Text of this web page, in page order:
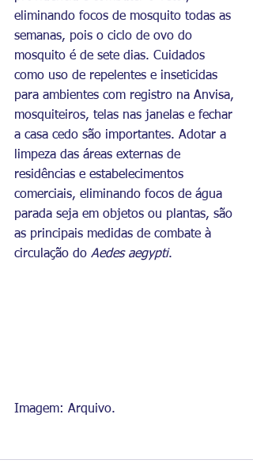
eliminando focos de mosquito todas as
semanas, pois o ciclo de ovo do
mosquito é de sete dias. Cuidados
como uso de repelentes e inseticidas
para ambientes com registro na Anvisa,
mosquiteiros, telas nas janelas e fechar
a casa cedo são importantes. Adotar a
limpeza das áreas externas de
residências e estabelecimentos
comerciais, eliminando focos de água
parada seja em objetos ou plantas, são
as principais medidas de combate à
circulação do Aedes aegypti.
Imagem: Arquivo.